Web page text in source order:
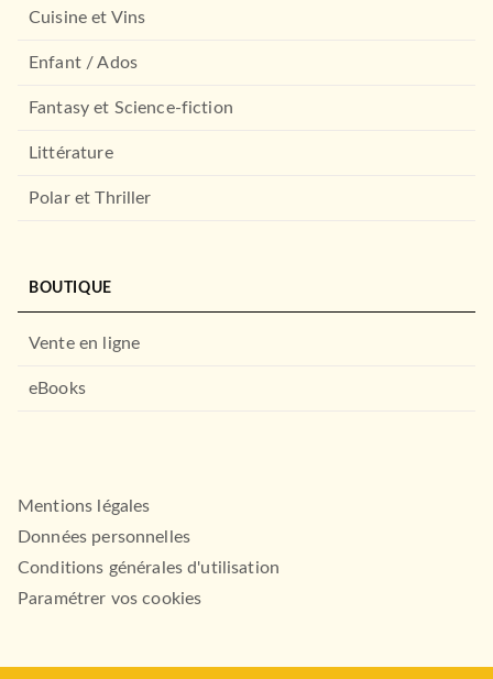
Cuisine et Vins
Enfant / Ados
Fantasy et Science-fiction
Littérature
Polar et Thriller
BOUTIQUE
Vente en ligne
eBooks
Mentions légales
Données personnelles
Conditions générales d'utilisation
Paramétrer vos cookies